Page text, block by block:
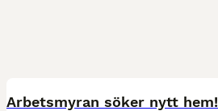
Arbetsmyran söker nytt hem!